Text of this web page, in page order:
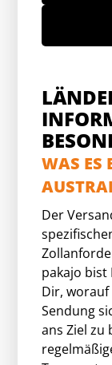
WAS ES
Der
pakajo bist
Dir,
Sendung
ans Ziel zu